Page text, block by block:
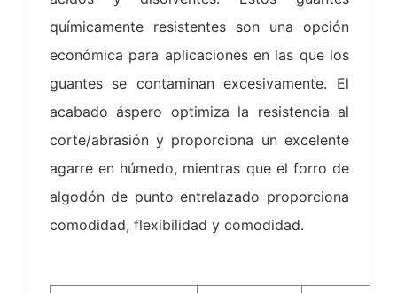
químicamente resistentes son una opción
económica para aplicaciones en las que los
guantes se contaminan excesivamente. El
acabado áspero optimiza la resistencia al
corte/abrasión y proporciona un excelente
agarre en húmedo, mientras que el forro de
algodón de punto entrelazado proporciona
comodidad, flexibilidad y comodidad.